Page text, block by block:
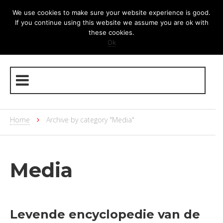
We use cookies to make sure your website experience is good.
If you continue using this website we assume you are ok with
these cookies.
Ok
Home Archive by category "Media"
Media
Levende encyclopedie van de